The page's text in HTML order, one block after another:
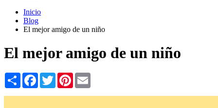
Inicio
Blog
El mejor amigo de un niño
El mejor amigo de un niño
Share Facebook
TwitterPinterest